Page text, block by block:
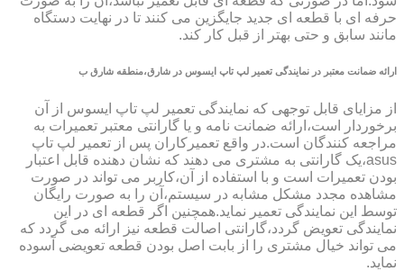
حرفه ای با قطعه ای جدید جایگزین می کنند تا در نهایت دستگاه
مانند سابق و حتی بهتر از قبل کار کند.
ارائه ضمانت معتبر در نمایندگی تعمیر لپ تاپ ایسوس در شارق،منطقه شارق ب
از مزایای قابل توجهی که نمایندگی تعمیر لپ تاپ ایسوس از آن
برخوردار است،ارائه ضمانت نامه و یا گارانتی معتبر تعمیرات به
مراجعه کنندگان است.در واقع تعمیرکاران پس از تعمیر لپ تاپ
asus،یک گارانتی به مشتری می دهند که نشان دهنده قابل اعتبار
بودن تعمیرات است و با استفاده از آن،کاربر می تواند در صورت
مشاهده مجدد مشکل مشابه در سیستم،آن را به صورت رایگان
توسط این نمایندگی تعمیر نماید.همچنین اگر قطعه ای در این
نمایندگی تعویض گردد،گارانتی اصالت قطعه نیز ارائه می گردد که
می تواند خیال مشتری را از بابت اصل بودن قطعه تعویضی آسوده
نماید.